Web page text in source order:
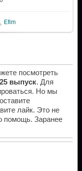
Efim
посмотреть
выпуск. Для
Но мы
лайк. Это не
помощь. Заранее